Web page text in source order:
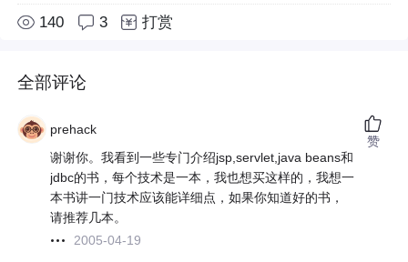
140 3 打赏
全部评论
prehack
谢谢你。我看到一些专门介绍jsp,servlet,java beans和
jdbc的书，每个技术是一本，我也想买这样的，我想一
本书讲一门技术应该能详细点，如果你知道好的书，
请推荐几本。
2005-04-19
赞